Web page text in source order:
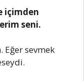
içimden
seni.
sevmek